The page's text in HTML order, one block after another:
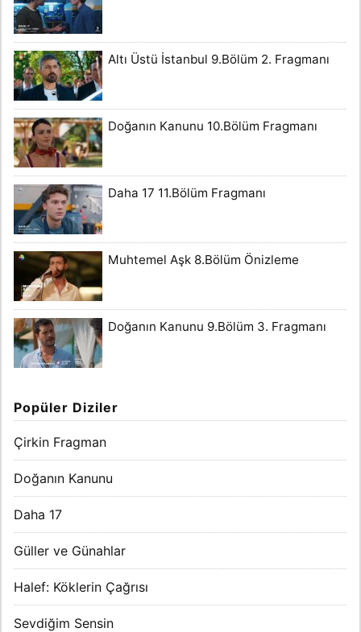
Altı Üstü İstanbul 9.Bölüm 2. Fragmanı
Doğanın Kanunu 10.Bölüm Fragmanı
Daha 17 11.Bölüm Fragmanı
Muhtemel Aşk 8.Bölüm Önizleme
Doğanın Kanunu 9.Bölüm 3. Fragmanı
Popüler Diziler
Çirkin Fragman
Doğanın Kanunu
Daha 17
Güller ve Günahlar
Halef: Köklerin Çağrısı
Sevdiğim Sensin